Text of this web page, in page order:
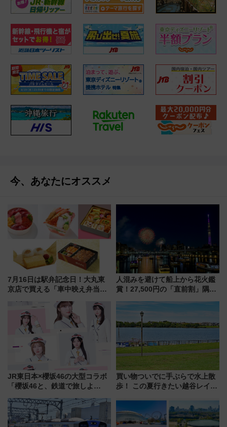
今、あなたにオススメ
7月16日は駅弁記念日！大丸東
京店で買える「車中映え弁当」
人混みを避けて船上から花火鑑
賞！27,500円の「直前割」隅田
メも持ち込みOK
JR東日本×櫻坂46の大型コラボ
「櫻坂46と、鉄道で旅しよ
潟・長野・庄内へ
買い物ついでに手ぶらで水上散
歩！ この夏行きたい越谷レイク
ア「LAKESIDE PARK」（埼玉
県越谷市）